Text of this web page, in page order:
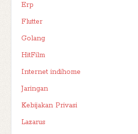
Erp
Flutter
Golang
HitFilm
Internet indihome
Jaringan
Kebijakan Privasi
Lazarus